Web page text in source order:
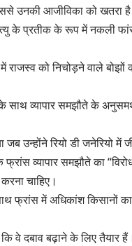
उनकी आजीविका को खतरा
मृत्यु के प्रतीक के रूप में नकली
में राजस्व को निचोड़ने वाले
साथ व्यापार समझौते के
जब उन्होंने रियो डी जनेरियो
व्यापार समझौते का
चाहिए।
में अधिकांश किसानों का
वे दबाव बढ़ाने के लिए तैयार हैं।